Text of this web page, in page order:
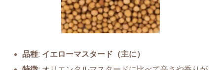
品種: イエローマスタード（主に）